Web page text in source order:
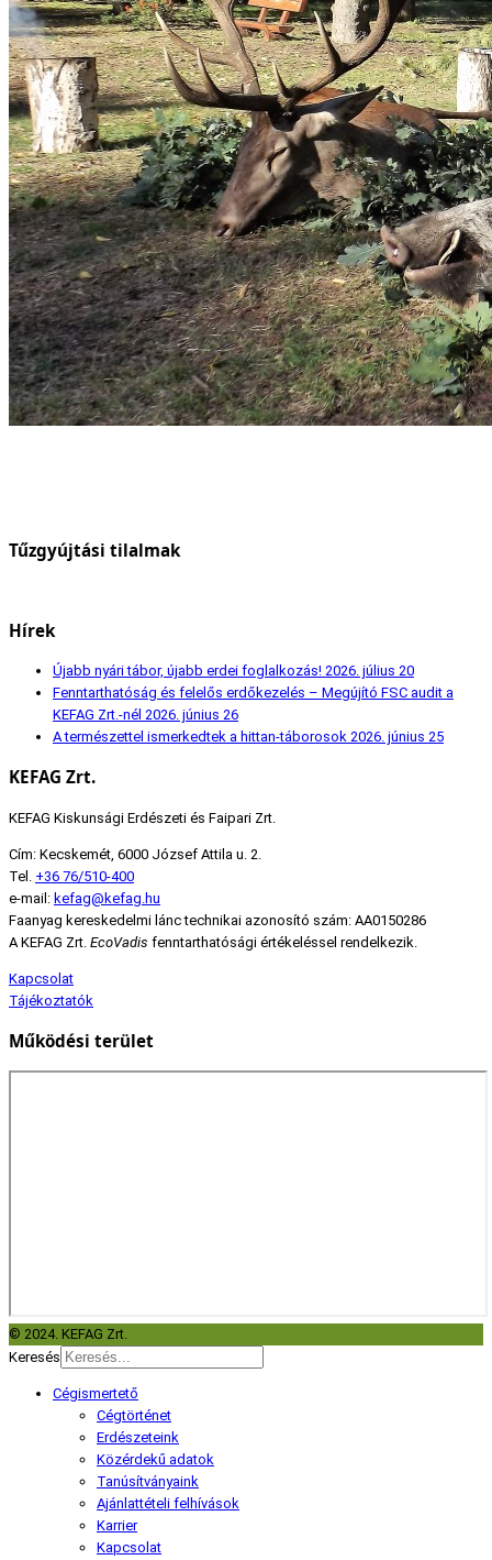
Tűzgyújtási tilalmak
Hírek
Újabb nyári tábor, újabb erdei foglalkozás! 2026. július 20
Fenntarthatóság és felelős erdőkezelés – Megújító FSC audit a
KEFAG Zrt.-nél 2026. június 26
A természettel ismerkedtek a hittan-táborosok 2026. június 25
KEFAG Zrt.
KEFAG Kiskunsági Erdészeti és Faipari Zrt.
Cím: Kecskemét, 6000 József Attila u. 2.
Tel. +36 76/510-400
e-mail: kefag@kefag.hu
Faanyag kereskedelmi lánc technikai azonosító szám: AA0150286
A KEFAG Zrt. EcoVadis fenntarthatósági értékeléssel rendelkezik.
Kapcsolat
Tájékoztatók
Működési terület
© 2024. KEFAG Zrt.
Keresés
Cégismertető
Cégtörténet
Erdészeteink
Közérdekű adatok
Tanúsítványaink
Ajánlattételi felhívások
Karrier
Kapcsolat